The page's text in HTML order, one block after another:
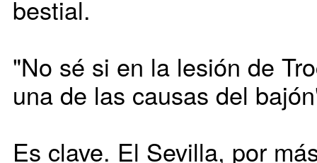
bestial.
"No sé si en la lesión de
una de las causas del
Es clave. El Sevilla, por